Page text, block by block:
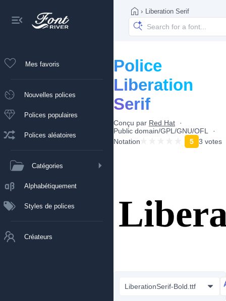
Mes favoris
Nouvelles polices
Polices populaires
Polices aléatoires
Catégories
Alphabétiquement
Styles de polices
Créateurs
› Liberation Serif
Police
Liberation
Serif
Conçu par Red Hat
Public domain/GPL/GNU/OFL
Notation
5 3 votes
LiberationSerif-Bold.ttf